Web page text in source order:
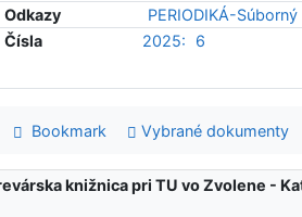
Odkazy
PERIODIKÁ-
Čísla
2025: 6
Bookmark Vybrané dokumenty
knižnica pri TU vo Zvolene -